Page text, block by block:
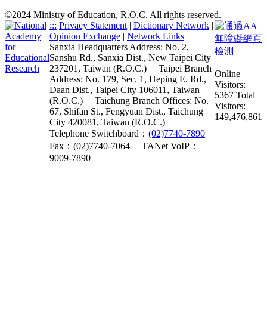
©2024 Ministry of Education, R.O.C. All rights reserved.
::: Privacy Statement | Dictionary Network |
Opinion Exchange | Network Links
Sanxia Headquarters Address: No. 2,
Sanshu Rd., Sanxia Dist., New Taipei City
237201, Taiwan (R.O.C.)
Taipei Branch
Address: No. 179, Sec. 1, Heping E. Rd.,
Daan Dist., Taipei City 106011, Taiwan
(R.O.C.)
Taichung Branch Offices: No.
67, Shifan St., Fengyuan Dist., Taichung
City 420081, Taiwan (R.O.C.)
Telephone Switchboard： (02)7740-7890
Fax：(02)7740-7064
TANet VoIP：
9009-7890
Online
Visitors:
5367 Total
Visitors:
149,476,861